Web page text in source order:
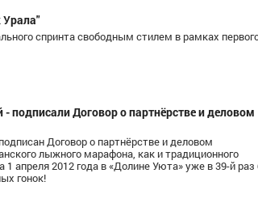
Урала"
спринта свободным стилем в рамках
Договор о партнёрстве и деловом
Договор о партнёрстве и деловом
лыжного марафона, как и традиционного
апреля 2012 года в «Долине Уюта» уже в 39-й раз
гонок!
Александрович
край
Муралеев Даниил
Мастер спорта,